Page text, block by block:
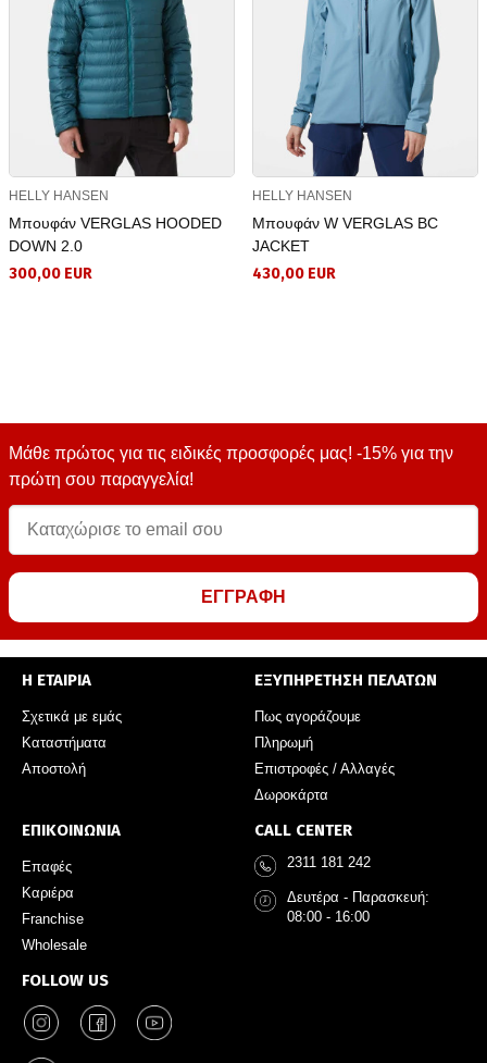
HELLY HANSEN
Μπουφάν VERGLAS HOODED
DOWN 2.0
300,00 EUR
HELLY HANSEN
Μπουφάν W VERGLAS BC
JACKET
430,00 EUR
Μάθε πρώτος για τις ειδικές προσφορές μας! -15% για την
πρώτη σου παραγγελία!
ΕΓΓΡΑΦΗ
Η ΕΤΑΙΡΙΑ
Σχετικά με εμάς
Καταστήματα
Αποστολή
ΕΞΥΠΗΡΕΤΗΣΗ ΠΕΛΑΤΩΝ
Πως αγοράζουμε
Πληρωμή
Επιστροφές / Αλλαγές
Δωροκάρτα
ΕΠΙΚΟΙΝΩΝΙΑ
Επαφές
Καριέρα
Franchise
Wholesale
FOLLOW US
CALL CENTER
2311 181 242
Δευτέρα - Παρασκευή:
08:00 - 16:00